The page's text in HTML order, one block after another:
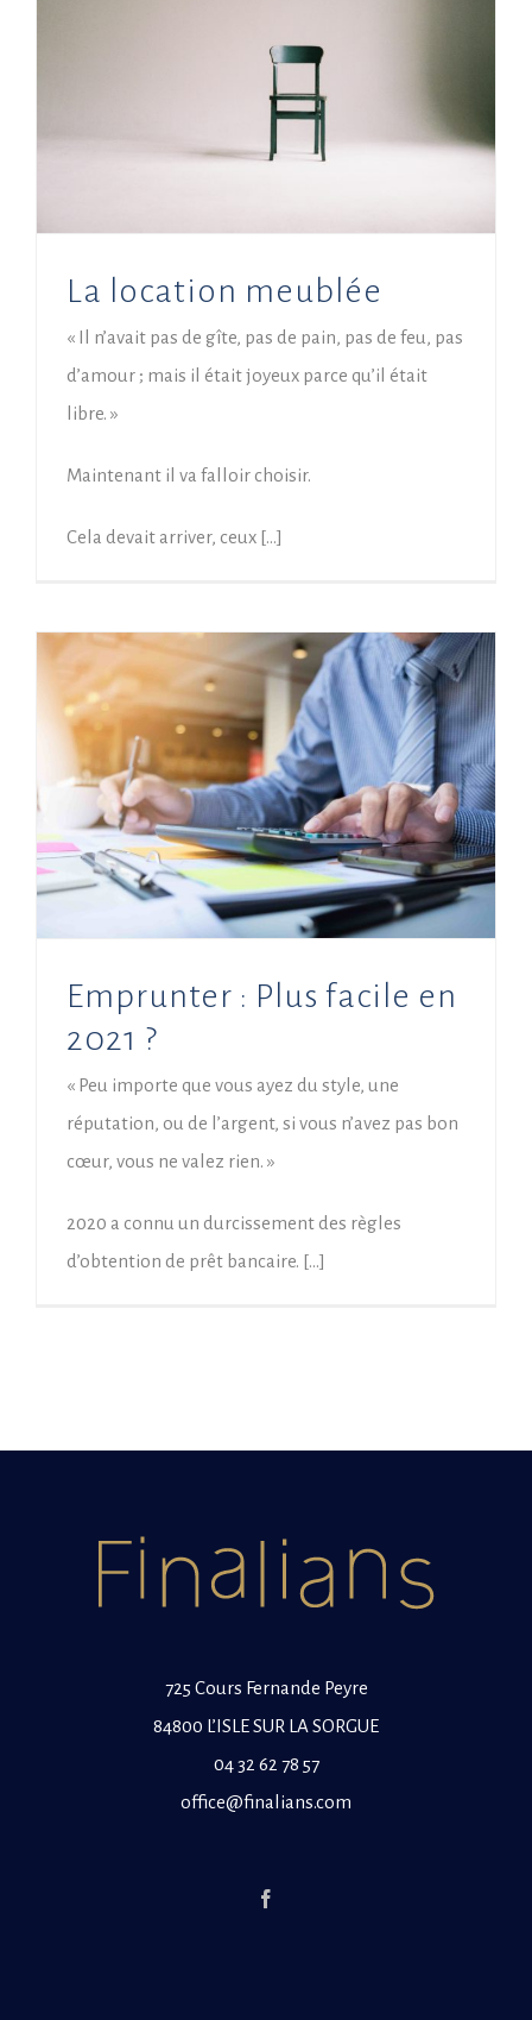
La location meublée
« Il n’avait pas de gîte, pas de pain, pas de feu, pas
d’amour ; mais il était joyeux parce qu’il était
libre. »
Maintenant il va falloir choisir.
Cela devait arriver, ceux […]
Emprunter : Plus facile en
2021 ?
« Peu importe que vous ayez du style, une
réputation, ou de l’argent, si vous n’avez pas bon
cœur, vous ne valez rien. »
2020 a connu un durcissement des règles
d’obtention de prêt bancaire. […]
725 Cours Fernande Peyre
84800 L’ISLE SUR LA SORGUE
04 32 62 78 57
office@finalians.com